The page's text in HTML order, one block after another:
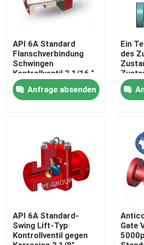
Startseite
Über uns
Fabrik Tour
Qualitätskontrolle
API 6A Standard
Flanschverbindung
Schwingen
Kontrollventil 2 1/16 "
5000psi
Anfrage absenden
Ein
des
API 6A Standard-
Swing Lift-Typ
Kontrollventil gegen
Gate